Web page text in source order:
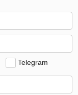
Telegram